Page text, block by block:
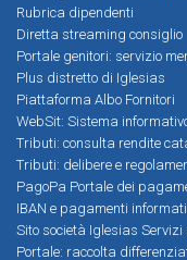
Rubrica dipendenti
Diretta streaming consiglio
Portale genitori: servizio
Plus distretto di Iglesias
Piattaforma Albo Fornitori
WebSit: Sistema
Tributi: consulta rendite
Tributi: delibere e
PagoPa Portale dei
IBAN e pagamenti
Sito società Iglesias Servizi
Portale: raccolta